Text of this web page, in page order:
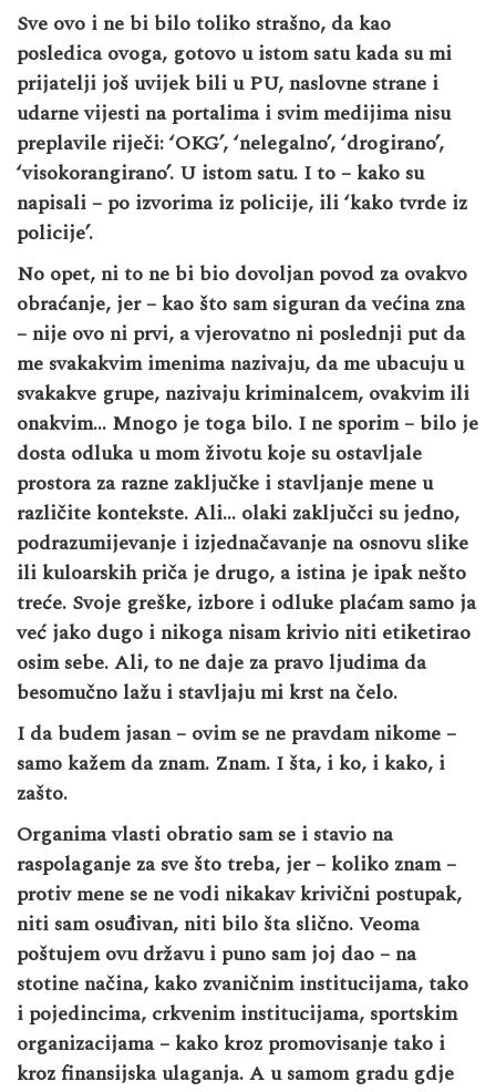
Sve ovo i ne bi bilo toliko strašno, da kao
posledica ovoga, gotovo u istom satu kada su mi
prijatelji još uvijek bili u PU, naslovne strane i
udarne vijesti na portalima i svim medijima nisu
preplavile riječi: ‘OKG’, ‘nelegalno’, ‘drogirano’,
‘visokorangirano’. U istom satu. I to – kako su
napisali – po izvorima iz policije, ili ‘kako tvrde iz
policije’.
No opet, ni to ne bi bio dovoljan povod za ovakvo
obraćanje, jer – kao što sam siguran da većina zna
– nije ovo ni prvi, a vjerovatno ni poslednji put da
me svakakvim imenima nazivaju, da me ubacuju u
svakakve grupe, nazivaju kriminalcem, ovakvim ili
onakvim… Mnogo je toga bilo. I ne sporim – bilo je
dosta odluka u mom životu koje su ostavljale
prostora za razne zaključke i stavljanje mene u
različite kontekste. Ali… olaki zaključci su jedno,
podrazumijevanje i izjednačavanje na osnovu slike
ili kuloarskih priča je drugo, a istina je ipak nešto
treće. Svoje greške, izbore i odluke plaćam samo ja
već jako dugo i nikoga nisam krivio niti etiketirao
osim sebe. Ali, to ne daje za pravo ljudima da
besomučno lažu i stavljaju mi krst na čelo.
I da budem jasan – ovim se ne pravdam nikome –
samo kažem da znam. Znam. I šta, i ko, i kako, i
zašto.
Organima vlasti obratio sam se i stavio na
raspolaganje za sve što treba, jer – koliko znam –
protiv mene se ne vodi nikakav krivični postupak,
niti sam osuđivan, niti bilo šta slično. Veoma
poštujem ovu državu i puno sam joj dao – na
stotine načina, kako zvaničnim institucijama, tako
i pojedincima, crkvenim institucijama, sportskim
organizacijama – kako kroz promovisanje tako i
kroz finansijska ulaganja. A u samom gradu gdje